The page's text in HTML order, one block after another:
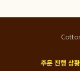
주문 진행 상